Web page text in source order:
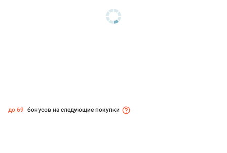
до 69 бонусов на следующие покупки